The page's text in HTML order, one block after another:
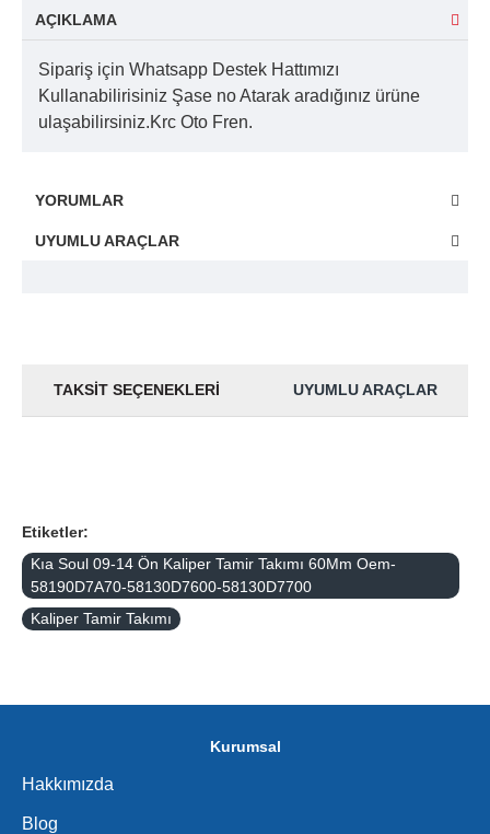
AÇIKLAMA
Sipariş için Whatsapp Destek Hattımızı
Kullanabilirisiniz Şase no Atarak aradığınız ürüne
ulaşabilirsiniz.Krc Oto Fren.
YORUMLAR
UYUMLU ARAÇLAR
TAKSIT SEÇENEKLERI UYUMLU ARAÇLAR
Etiketler:
Kıa Soul 09-14 Ön Kaliper Tamir Takımı 60Mm Oem-
58190D7A70-58130D7600-58130D7700
Kaliper Tamir Takımı
Kurumsal
Hakkımızda
Blog